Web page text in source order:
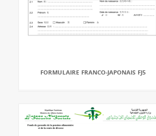
FORMULAIRE FRANCO-JAPONAIS FJ5